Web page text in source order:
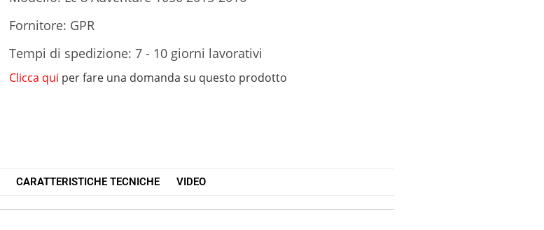
Fornitore: GPR
Tempi di spedizione: 7 - 10 giorni lavorativi
Clicca qui per fare una domanda su questo prodotto
CARATTERISTICHE TECNICHE VIDEO